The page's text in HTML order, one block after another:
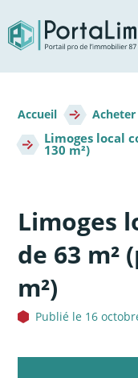
directement
au
contenu
d'Ariane
Accueil Acheter
Limoges local
130 m²)
Limoges
de 63 m²
m²)
Publié le 16